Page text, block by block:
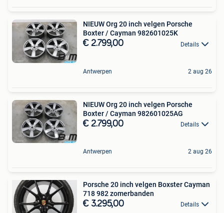
NIEUW Org 20 inch velgen Porsche
Boxter / Cayman 982601025K
€ 2.799,00 Details
Antwerpen 2 aug 26
NIEUW Org 20 inch velgen Porsche
Boxter / Cayman 982601025AG
€ 2.799,00 Details
Antwerpen 2 aug 26
Porsche 20 inch velgen Boxster Cayman
718 982 zomerbanden
€ 3.295,00 Details